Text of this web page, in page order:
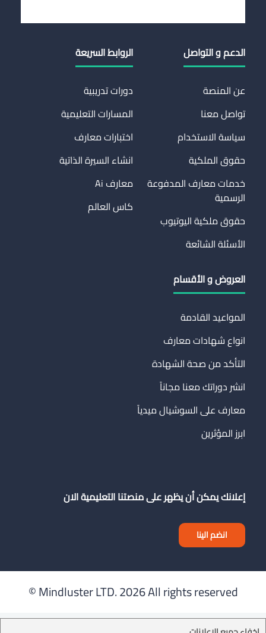
الدعم و التواصل
عن المنصة
تواصل معنا
سياسة الاستخدام
حقوق الملكية
خدمات معارف المدفوعة
الرسمية
حقوق ملكية اليوتيوب
الأسئلة الشائعة
الروابط السريعة
دورات تدريبية
المسارات التعليمية
اختبارات معارف
انشاء السيرة الذاتية
معارف Ai
كاس العالم
العروض و الأقسام
المواعيد القادمة
انواع شهادات معارف
التأكد من صحة الشهادة
انشر دوراتك معنا مجاناً
معارف على السوشيال ميدياً
ابرز المؤثرين
إعلانك يمكن أن يظهر على منصتنا التعليمية الان
انضم الينا
Mindluster LTD.2026 All rights reserved ©